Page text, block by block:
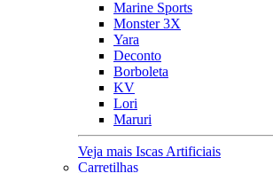
Marine Sports
Monster 3X
Yara
Deconto
Borboleta
KV
Lori
Maruri
Veja mais Iscas Artificiais
Carretilhas